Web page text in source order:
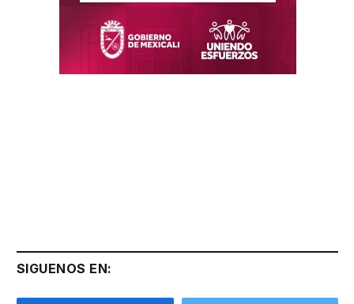
SIGUENOS EN: